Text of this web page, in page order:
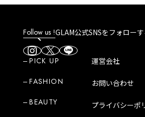
Follow us !GLAM公式SNSをフォローす
PICK UP
FASHION
BEAUTY
運営会社
お問い合わせ
プライバシーポ